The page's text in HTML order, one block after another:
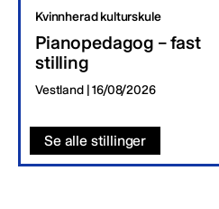
Kvinnherad kulturskule
Pianopedagog – fast
stilling
Vestland | 16/08/2026
Se alle stillinger